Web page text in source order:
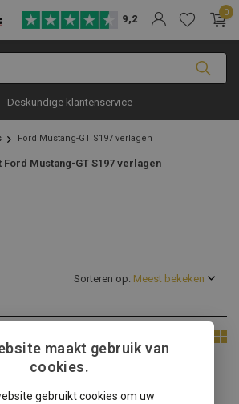
9,2
0
Deskundige klantenservice
Ford Mustang-GT S197 verlagen
Mustang-GT S197 verlagen
Sorteren op:
Ford Mustang-GT S197 schroefset
maakt gebruik van
cookies.
gebruikt cookies om uw